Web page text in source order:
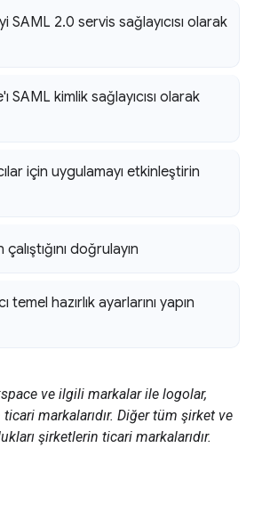
SAML 2.0 servis sağlayıcısı olarak
SAML kimlik sağlayıcısı olarak
için uygulamayı etkinleştirin
çalıştığını doğrulayın
temel hazırlık ayarlarını yapın
ve ilgili markalar ile logolar,
markalarıdır. Diğer tüm şirket ve
şirketlerin ticari markalarıdır.